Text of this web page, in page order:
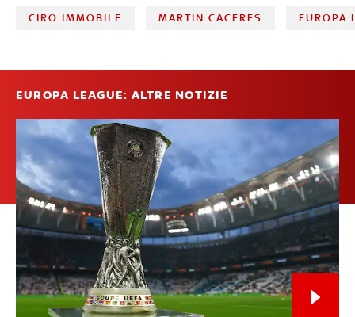
CIRO IMMOBILE MARTIN CACERES EUROPA
EUROPA LEAGUE: ALTRE NOTIZIE